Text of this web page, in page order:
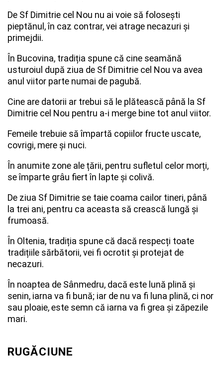
De Sf Dimitrie cel Nou nu ai voie să folosești
pieptănul, în caz contrar, vei atrage necazuri și
primejdii.
În Bucovina, tradiția spune că cine seamănă
usturoiul după ziua de Sf Dimitrie cel Nou va avea
anul viitor parte numai de pagubă.
Cine are datorii ar trebui să le plătească până la Sf
Dimitrie cel Nou pentru a-i merge bine tot anul viitor.
Femeile trebuie să împartă copiilor fructe uscate,
covrigi, mere și nuci.
În anumite zone ale țării, pentru sufletul celor morți,
se împarte grâu fiert în lapte și colivă.
De ziua Sf Dimitrie se taie coama cailor tineri, până
la trei ani, pentru ca aceasta să crească lungă și
frumoasă.
În Oltenia, tradiția spune că dacă respecți toate
tradițiile sărbătorii, vei fi ocrotit și protejat de
necazuri.
În noaptea de Sânmedru, dacă este lună plină și
senin, iarna va fi bună; iar de nu va fi luna plină, ci nor
sau ploaie, este semn că iarna va fi grea și zăpezile
mari.
RUGĂCIUNE